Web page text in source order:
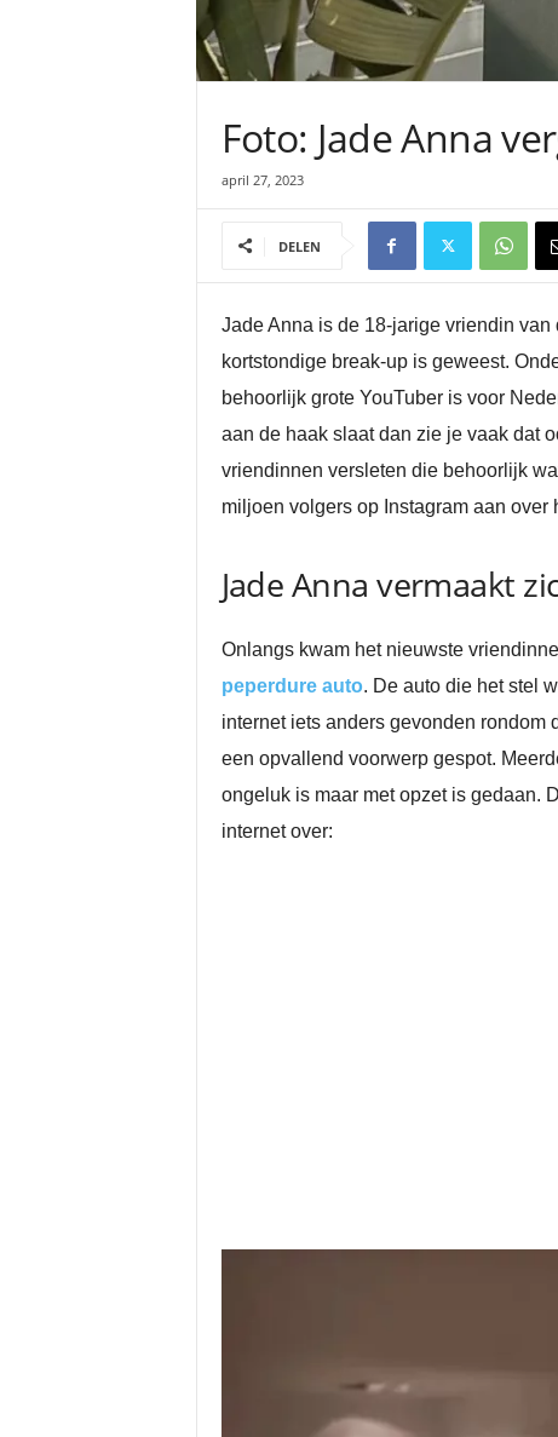
Foto: Jade Anna
april 27, 2023
DELEN
Jade Anna is de 18-jarige vriendin
kortstondige break-up is geweest.
behoorlijk grote YouTuber is voor
aan de haak slaat dan zie je vaak dat
vriendinnen versleten die behoorlijk
miljoen volgers op Instagram aan
Jade Anna vermaakt
Onlangs kwam het nieuwste
peperdure auto. De auto die het stel
internet iets anders gevonden rondom
een opvallend voorwerp gespot.
ongeluk is maar met opzet is gedaan.
internet over: